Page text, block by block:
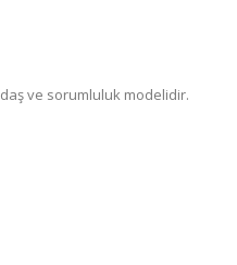
ve sorumluluk modelidir.